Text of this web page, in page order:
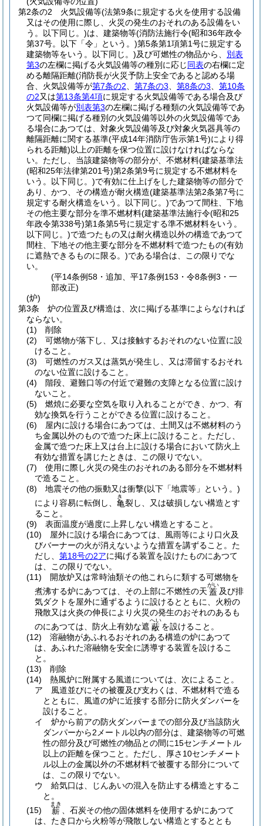
第2条の2
火気設備等(法第9条に規定する火を使用する設備
又はその使用に際し、火災の発生のおそれのある設備をい
う。以下同じ。)は、建築物等(消防法施行令(昭和36年政令
第37号。以下「令」という。)第5条第1項第1号に規定する
建築物等をいう。以下同じ。)及び可燃性の物品から、 別表
第3の左欄に掲げる火気設備等の種別に応じ同表の右欄に定
める離隔距離(消防長が火災予防上安全であると認める場
合、火気設備等が第7条の2 第7条の3 第8条の3
第10条
の2又は第13条第4項に規定する火気設備等である場合及び
火気設備等が別表第3の左欄に掲げる種類の火気設備等であ
つて同欄に掲げる種別の火気設備等以外の火気設備等であ
る場合にあつては、対象火気設備等及び対象火気器具等の
離隔距離に関する基準(平成14年消防庁告示第1号)により得
られる距離)以上の距離を保つ位置に設けなければならな
い。 ただし、当該建築物等の部分が、不燃材料(建築基準法
(昭和25年法律第201号)第2条第9号に規定する不燃材料を
いう。以下同じ。)で有効に仕上げをした建築物等の部分で
あり、かつ、その構造が耐火構造(建築基準法第2条第7号に
規定する耐火構造をいう。以下同じ。)であつて間柱、下地
その他主要な部分を準不燃材料(建築基準法施行令(昭和25
年政令第338号)第1条第5号に規定する準不燃材料をいう。
以下同じ。)で造つたもの又は耐火構造以外の構造であつて
間柱、下地その他主要な部分を不燃材料で造つたもの(有効
に遮熱できるものに限る。)である場合は、この限りでな
い。
(平14条例58・追加、平17条例153・令8条例3・一
部改正)
(炉)
第3条
炉の位置及び構造は、次に掲げる基準によらなければ
ならない。
(1)
削除
(2)
可燃物が落下し、又は接触するおそれのない位置に設
けること。
(3)
可燃性のガス又は蒸気が発生し、又は滞留するおそれ
のない位置に設けること。
(4)
階段、避難口等の付近で避難の支障となる位置に設け
ないこと。
(5)
燃焼に必要な空気を取り入れることができ、かつ、有
効な換気を行うことができる位置に設けること。
(6)
屋内に設ける場合にあつては、土間又は不燃材料のう
ち金属以外のもので造つた床上に設けること。 ただし、
金属で造つた床上又は台上に設ける場合において防火上
有効な措置を講じたときは、この限りでない。
(7)
使用に際し火災の発生のおそれのある部分を不燃材料
で造ること。
(8)
地震その他の振動又は衝撃(以下「地震等」という。)
により容易に転倒し、 亀
き
裂し、又は破損しない構造とす
ること。
(9)
表面温度が過度に上昇しない構造とすること。
(10)
屋外に設ける場合にあつては、風雨等により口火及
びバーナーの火が消えないような措置を講ずること。 た
だし、 第18号の2アに掲げる装置を設けたものにあつて
は、この限りでない。
(11)
開放炉又は常時油類その他これらに類する可燃物を
煮沸する炉にあつては、その上部に不燃性の天 蓋
がい
及び排
気ダクトを屋外に通ずるように設けるとともに、火粉の
飛散又は火炎の伸長により火災の発生のおそれのあるも
のにあつては、防火上有効な遮 蔽
へい
を設けること。
(12)
溶融物があふれるおそれのある構造の炉にあつて
は、あふれた溶融物を安全に誘導する装置を設けるこ
と。
(13)
削除
(14)
熱風炉に附属する風道については、次によること。
ア
風道並びにその被覆及び支わくは、不燃材料で造る
とともに、風道の炉に近接する部分に防火ダンパーを
設けること。
イ
炉から前アの防火ダンパーまでの部分及び当該防火
ダンパーから2メートル以内の部分は、建築物等の可燃
性の部分及び可燃性の物品との間に15センチメートル
以上の距離を保つこと。 ただし、厚さ10センチメート
ル以上の金属以外の不燃材料で被覆する部分について
は、この限りでない。
ウ
給気口は、じんあいの混入を防止する構造とするこ
と。
(15)
薪
まき
、石炭その他の固体燃料を使用する炉にあつて
は、たき口から火粉等が飛散しない構造とするととも